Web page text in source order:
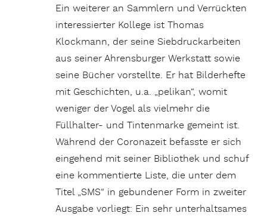
Ein weiterer an Sammlern und Verrückten
interessierter Kollege ist Thomas
Klockmann, der seine Siebdruckarbeiten
aus seiner Ahrensburger Werkstatt sowie
seine Bücher vorstellte. Er hat Bilderhefte
mit Geschichten, u.a. „pelikan“, womit
weniger der Vogel als vielmehr die
Füllhalter- und Tintenmarke gemeint ist.
Während der Coronazeit befasste er sich
eingehend mit seiner Bibliothek und schuf
eine kommentierte Liste, die unter dem
Titel „SMS“ in gebundener Form in zweiter
Ausgabe vorliegt: Ein sehr unterhaltsames